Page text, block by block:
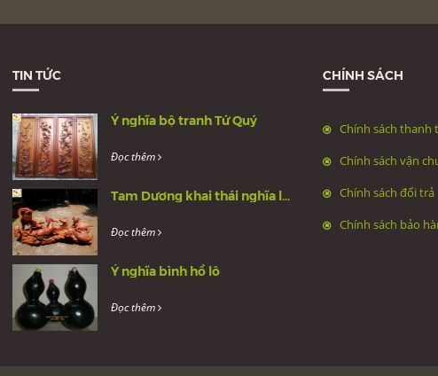
TIN TỨC
Ý nghĩa bộ tranh Tứ Quý
Đọc thêm
Tam Dương khai thái nghĩa là gì
Đọc thêm
Ý nghĩa bình hồ lô
Đọc thêm
CHÍNH SÁCH
Chính sách thanh
Chính sách vận
Chính sách đổi trả
Chính sách bảo